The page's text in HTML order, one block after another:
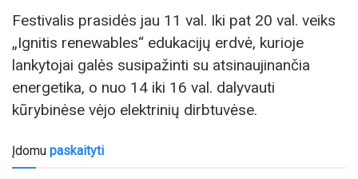
Festivalis prasidės jau 11 val. Iki pat 20 val. veiks
„Ignitis renewables“ edukacijų erdvė, kurioje
lankytojai galės susipažinti su atsinaujinančia
energetika, o nuo 14 iki 16 val. dalyvauti
kūrybinėse vėjo elektrinių dirbtuvėse.
Įdomu paskaityti